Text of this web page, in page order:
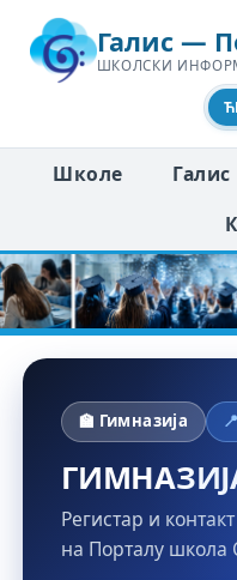
Галис —
ШКОЛСКИ
Школе Галис
🏫 Гимназија
Регистар и
на Порталу школа